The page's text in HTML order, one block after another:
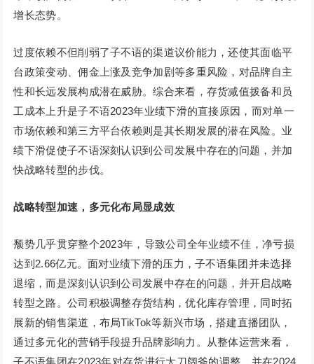
增长态势。
过度依赖不但削弱了子不语的渠道议价能力，还使其面临平
台政策变动、佣金上涨及竞争加剧等多重风险，对品牌自主
性和长远发展构成潜在威胁。综合来看，存货减值拨备和员
工成本上升是子不语2023年业绩下滑的直接原因，而对单一
市场依赖和第三方平台依赖则是其长期发展的潜在风险。业
绩下滑促使子不语深刻认识到公司发展中存在的问题，并加
快战略转型的步伐。
战略转型加速，多元化布局显成效
颓势几乎贯穿整个2023年，导致公司全年业绩不佳，净亏损
达到2.66亿元。面对业绩下滑的压力，子不语集团并未选择
退缩，而是深刻认识到公司发展中存在的问题，并开启战略
转型之路。公司积极调整存货结构，优化库存管理，同时拓
展新的销售渠道，布局TikTok等新兴市场，搭建直播团队，
通过多元化的营销手段提升品牌影响力。从整体运营来看，